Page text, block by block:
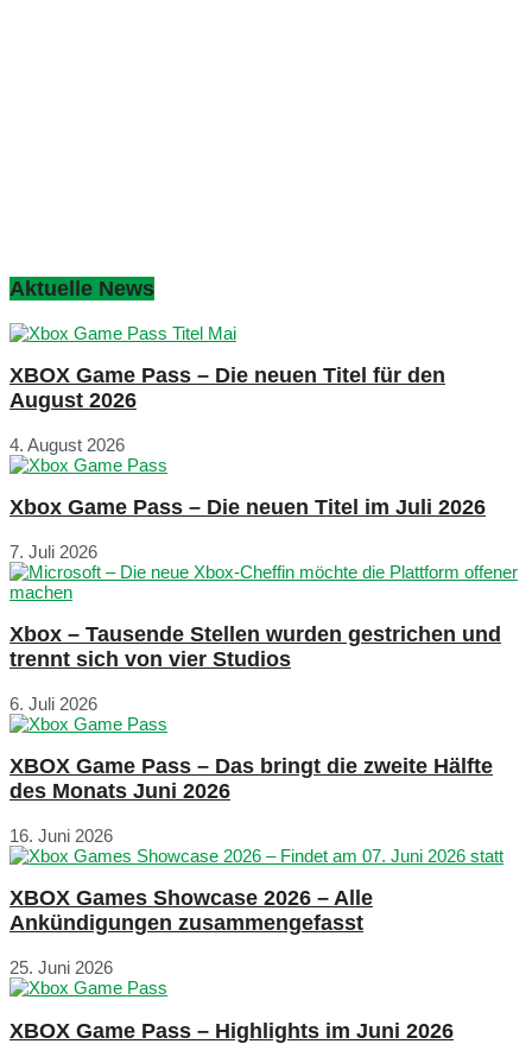
Aktuelle News
XBOX Game Pass – Die neuen Titel für den
August 2026
4. August 2026
Xbox Game Pass – Die neuen Titel im Juli 2026
7. Juli 2026
Xbox – Tausende Stellen wurden gestrichen und
trennt sich von vier Studios
6. Juli 2026
XBOX Game Pass – Das bringt die zweite Hälfte
des Monats Juni 2026
16. Juni 2026
XBOX Games Showcase 2026 – Alle
Ankündigungen zusammengefasst
25. Juni 2026
XBOX Game Pass – Highlights im Juni 2026